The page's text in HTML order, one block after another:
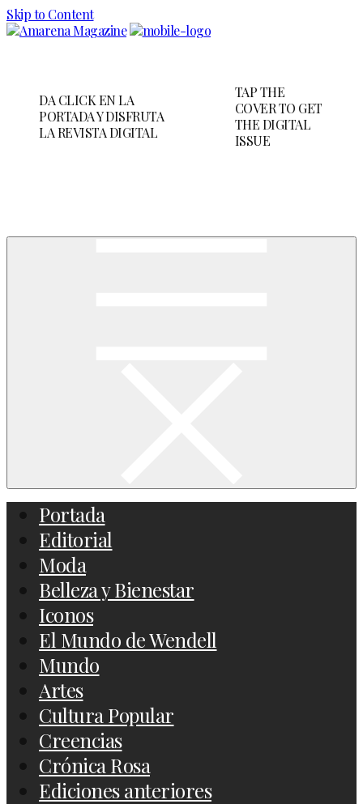
Skip to Content
DA CLICK EN LA
PORTADA Y DISFRUTA
LA REVISTA DIGITAL
TAP THE
COVER TO GET
THE DIGITAL
ISSUE
Portada
Editorial
Moda
Belleza y Bienestar
Iconos
El Mundo de Wendell
Mundo
Artes
Cultura Popular
Creencias
Crónica Rosa
Ediciones anteriores